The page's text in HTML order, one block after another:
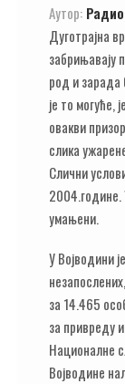
Аутор:
Дуготрајна
забрињавају
род и
је то могуће,
овакви
слика
Слични
2004.године.
умањени.
У Војводини
за 14.465
за привреду
Националне
Војводине